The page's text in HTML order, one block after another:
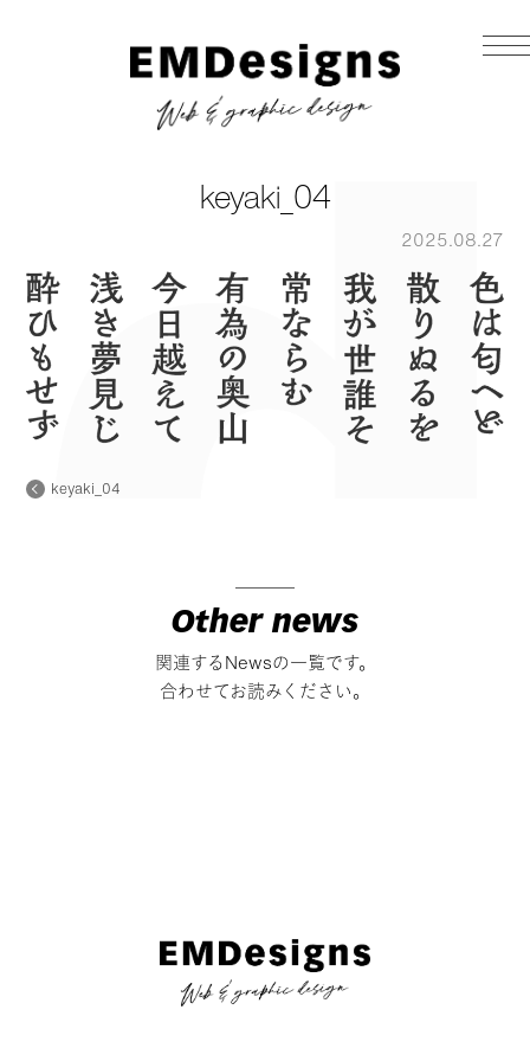
keyaki_04
2025.08.27
keyaki_04
Other news
関連するNewsの一覧です。
合わせてお読みください。